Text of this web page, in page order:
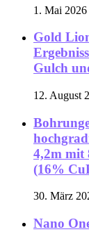
1. Mai 2026
Gold
Gulch
12. August
4,2m mit
(16%
30. März
Nano